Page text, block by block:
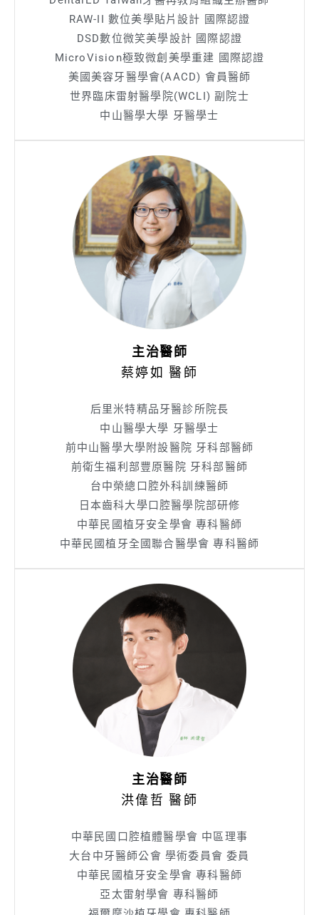
RAW-II 數位美學貼片設計 國際認證
DSD數位微笑美學設計 國際認證
MicroVision極致微創美學重建 國際認證
美國美容牙醫學會(AACD) 會員醫師
世界臨床雷射醫學院(WCLI) 副院士
中山醫學大學 牙醫學士
主治醫師
蔡婷如 醫師
后里米特精品牙醫診所院長
中山醫學大學 牙醫學士
前中山醫學大學附設醫院 牙科部醫師
前衛生福利部豐原醫院 牙科部醫師
台中榮總口腔外科訓練醫師
日本齒科大學口腔醫學院部研修
中華民國植牙安全學會 專科醫師
中華民國植牙全國聯合醫學會 專科醫師
主治醫師
洪偉哲 醫師
中華民國口腔植體醫學會 中區理事
大台中牙醫師公會 學術委員會 委員
中華民國植牙安全學會 專科醫師
亞太雷射學會 專科醫師